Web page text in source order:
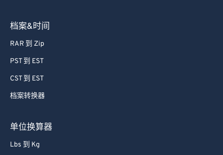
档案&时间
RAR 到 Zip
PST 到 EST
CST 到 EST
档案转换器
单位换算器
Lbs 到 Kg